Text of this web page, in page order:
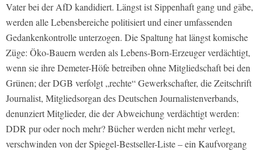
Vater bei der AfD kandidiert. Längst ist Sippenhaft gang und gäbe,
werden alle Lebensbereiche politisiert und einer umfassenden
Gedankenkontrolle unterzogen. Die Spaltung hat längst komische
Züge: Öko-Bauern werden als Lebens-Born-Erzeuger verdächtigt,
wenn sie ihre Demeter-Höfe betreiben ohne Mitgliedschaft bei den
Grünen; der DGB verfolgt „rechte“ Gewerkschafter, die Zeitschrift
Journalist, Mitgliedsorgan des Deutschen Journalistenverbands,
denunziert Mitglieder, die der Abweichung verdächtigt werden:
DDR pur oder noch mehr? Bücher werden nicht mehr verlegt,
verschwinden von derSpiegel-Bestseller-Liste – ein Kaufvorgang